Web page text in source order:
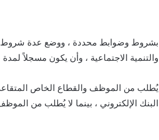
بشروط وضوابط محددة ، ووضع عدة شروط
والتنمية الاجتماعية ، وأن يكون مسجلاً
البنك الإلكتروني ، بينما لا يُطلب من